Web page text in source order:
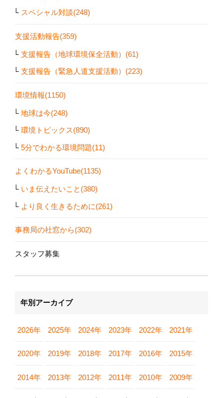
スペシャル対談(248)
支援活動報告(359)
支援報告（地球環境保全活動）(61)
支援報告（緊急人道支援活動）(223)
環境情報(1150)
地球は今(248)
環境トピックス(890)
5分でわかる環境問題(11)
よくわかるYouTube(1135)
いま伝えたいこと(380)
より良く生きるために(261)
事務局の社窓から(302)
スタッフ募集
年別アーカイブ
2026年 2025年 2024年 2023年 2022年 2021年
2020年 2019年 2018年 2017年 2016年 2015年
2014年 2013年 2012年 2011年 2010年 2009年